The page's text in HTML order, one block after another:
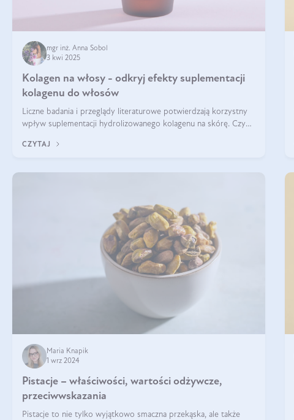
mgr inż. Anna Sobol
3 kwi 2025
Kolagen na włosy - odkryj efekty suplementacji
kolagenu do włosów
Liczne badania i przeglądy literaturowe potwierdzają korzystny
wpływ suplementacji hydrolizowanego kolagenu na skórę. Czy
CZYTAJ
Maria Knapik
1 wrz 2024
Pistacje – właściwości, wartości odżywcze,
przeciwwskazania
Pistacje to nie tylko wyjątkowo smaczna przekąska, ale także